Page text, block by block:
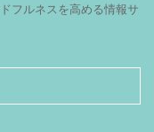
フルネスを高める情報サ